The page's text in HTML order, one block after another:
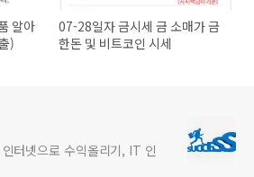
알아
)
07-28일자 금시세 금 소매가 금
한돈 및 비트코인 시세
터넷으로 수익올리기, IT 인